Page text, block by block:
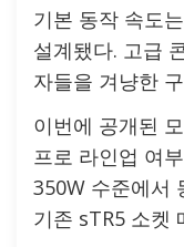
기본 동작 속도
설계됐다. 고급
자들을 겨냥한
이번에 공개된
프로 라인업 여
350W 수준에서
기존 sTR5 소켓